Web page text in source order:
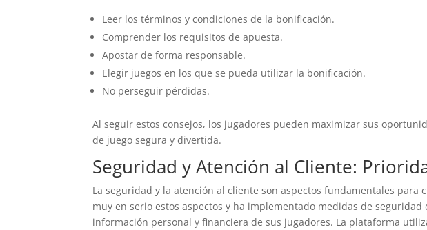
Leer los términos y condiciones de la bonificación.
Comprender los requisitos de apuesta.
Apostar de forma responsable.
Elegir juegos en los que se pueda utilizar la bonificación.
No perseguir pérdidas.
Al seguir estos consejos, los jugadores pueden maximizar sus
de juego segura y divertida.
Seguridad y Atención al Cliente:
La seguridad y la atención al cliente son aspectos fundamentales para
muy en serio estos aspectos y ha implementado medidas de
información personal y financiera de sus jugadores. La plataforma